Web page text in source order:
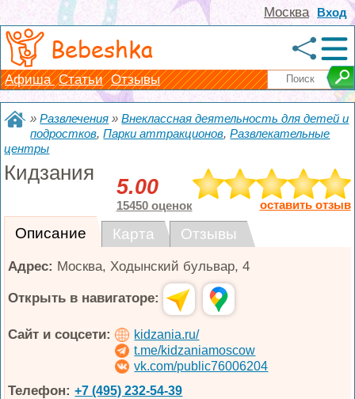
Вход
Москва
Bebeshka
Афиша Статьи Отзывы
»Развлечения »Внеклассная деятельность для детей и
подростков,Парки аттракционов,Развлекательные
центры
Кидзания
5.00
15450 оценок оставить отзыв
Описание Карта Отзывы
Адрес: Москва,Ходынский бульвар, 4
Открыть в навигаторе:
Сайт и соцсети:
kidzania.ru/
t.me/kidzaniamoscow
vk.com/public76006204
Телефон: +7 (495) 232-54-39